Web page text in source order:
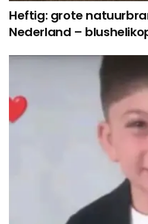
Heftig: grote
Nederland –